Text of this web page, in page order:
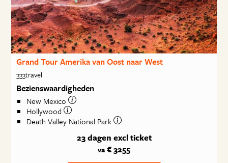
Grand Tour Amerika van Oost naar West
333travel
Bezienswaardigheden
New Mexico
Hollywood
Death Valley National Park
23 dagen excl ticket
va € 3255